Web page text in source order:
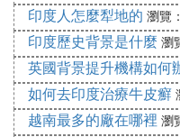
印度人怎麼犁地的 瀏覽
印度歷史背景是什麼 瀏
英國背景提升機構如何
如何去印度治療牛皮癬
越南最多的廠在哪裡 瀏